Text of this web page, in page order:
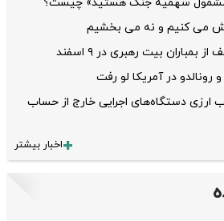
سهمیه جنگ هستید» چیست؟
می کنیم و نه می بخشیم
بیت رهبری در ۹ اسفند
در آمریکا لو رفت
۱۲۴ حساب ارزی دستگاه‌های اجرایی خارج از حساب
اخبار بیشتر